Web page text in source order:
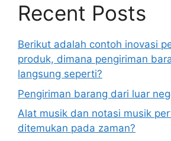
Recent Posts
Berikut adalah contoh inovasi
produk, dimana pengiriman
langsung seperti?
Pengiriman barang dari luar
Alat musik dan notasi musik
ditemukan pada zaman?